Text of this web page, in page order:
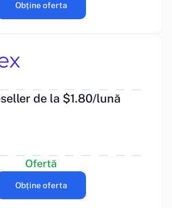
Obține oferta
de la $1.80/lună
Ofertă
Obține oferta